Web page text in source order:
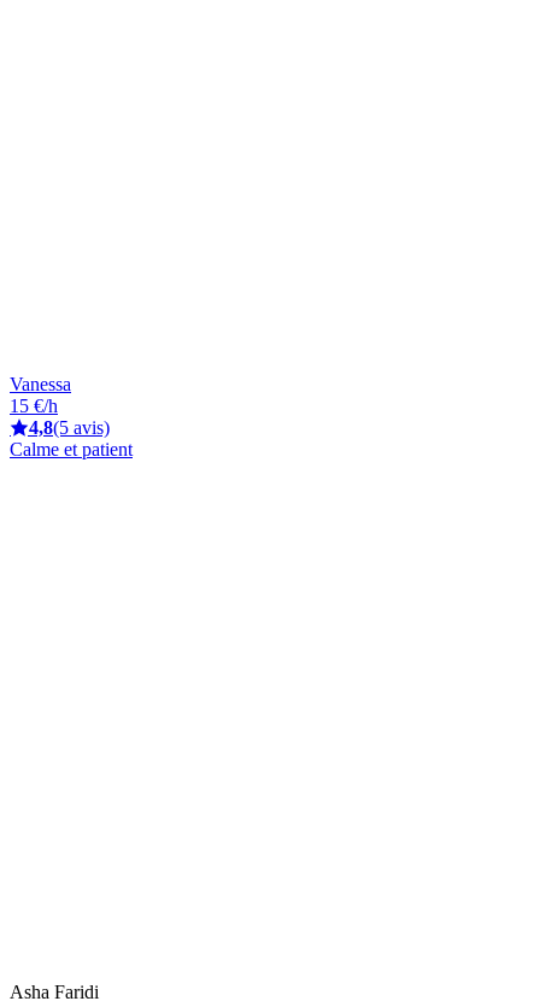
Vanessa
15 €/h
4,8(5 avis)
Calme et patient
Asha Faridi